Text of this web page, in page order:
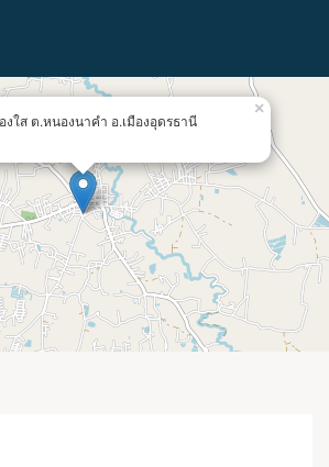
ใส ต.หนองนาคำ อ.เมืองอุดรธานี
×